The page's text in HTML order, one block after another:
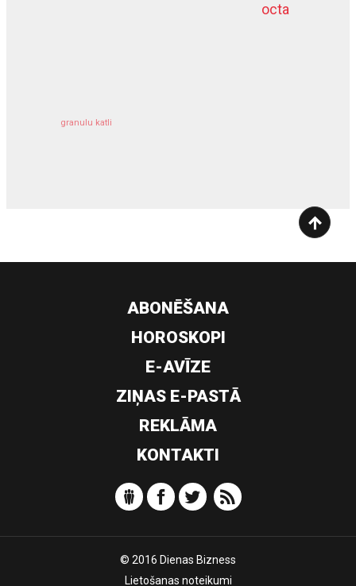
octa
granulu katli
dziļurbums
ABONĒŠANA
HOROSKOPI
E-AVĪZE
ZIŅAS E-PASTĀ
REKLĀMA
KONTAKTI
© 2016 Dienas Bizness
Lietošanas noteikumi